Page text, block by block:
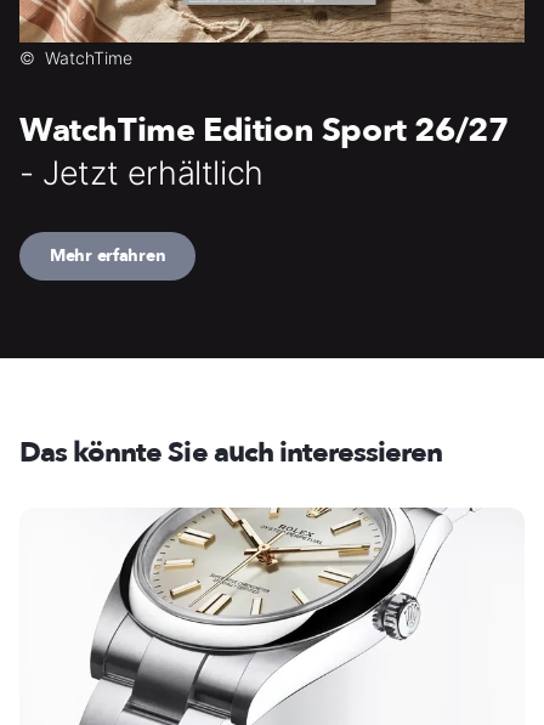
© WatchTime
WatchTime Edition Sport 26/27
- Jetzt erhältlich
Mehr erfahren
Das könnte Sie auch interessieren